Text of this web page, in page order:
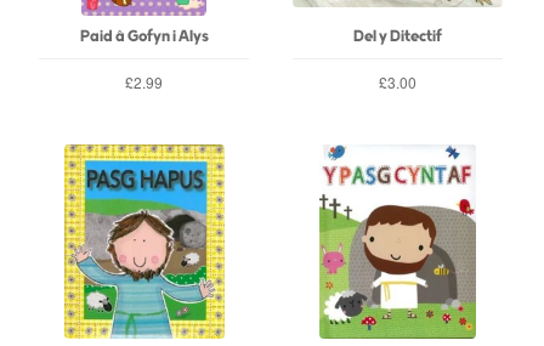
Paid â Gofyn i Alys
£2.99
Del y Ditectif
£3.00